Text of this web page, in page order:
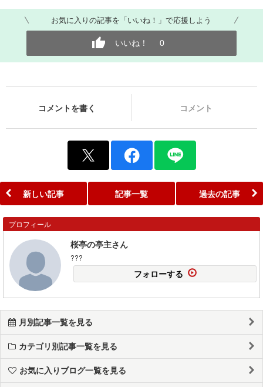
お気に入りの記事を「いいね！」で応援しよう
いいね！ 0
コメントを書く コメント
新しい記事 記事一覧 過去の記事
プロフィール
桜亭の亭主さん
???
フォローする
月別記事一覧を見る
カテゴリ別記事一覧を見る
お気に入りブログ一覧を見る